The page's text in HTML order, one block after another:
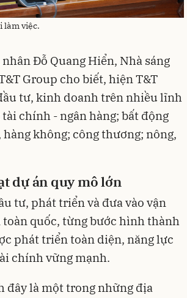
làm việc.
Đỗ Quang Hiển, Nhà sáng
Group cho biết, hiện T&T
tư, kinh doanh trên nhiều lĩnh
chính - ngân hàng; bất động
không; công thương; nông,
dự án quy mô lớn
tư, phát triển và đưa vào vận
quốc, từng bước hình thành
phát triển toàn diện, năng lực
chính vững mạnh.
đây là một trong những địa